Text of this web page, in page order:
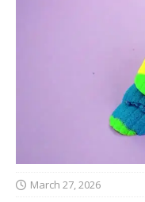
March 27, 2026